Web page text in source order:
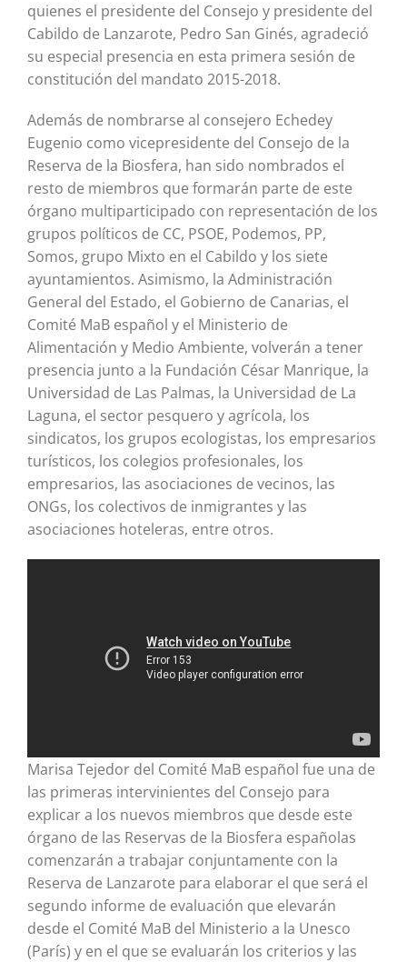
quienes el presidente del Consejo y presidente del
Cabildo de Lanzarote, Pedro San Ginés, agradeció
su especial presencia en esta primera sesión de
constitución del mandato 2015-2018.
Además de nombrarse al consejero Echedey
Eugenio como vicepresidente del Consejo de la
Reserva de la Biosfera, han sido nombrados el
resto de miembros que formarán parte de este
órgano multiparticipado con representación de los
grupos políticos de CC, PSOE, Podemos, PP,
Somos, grupo Mixto en el Cabildo y los siete
ayuntamientos. Asimismo, la Administración
General del Estado, el Gobierno de Canarias, el
Comité MaB español y el Ministerio de
Alimentación y Medio Ambiente, volverán a tener
presencia junto a la Fundación César Manrique, la
Universidad de Las Palmas, la Universidad de La
Laguna, el sector pesquero y agrícola, los
sindicatos, los grupos ecologistas, los empresarios
turísticos, los colegios profesionales, los
empresarios, las asociaciones de vecinos, las
ONGs, los colectivos de inmigrantes y las
asociaciones hoteleras, entre otros.
Marisa Tejedor del Comité MaB español fue una de
las primeras intervinientes del Consejo para
explicar a los nuevos miembros que desde este
órgano de las Reservas de la Biosfera españolas
comenzarán a trabajar conjuntamente con la
Reserva de Lanzarote para elaborar el que será el
segundo informe de evaluación que elevarán
desde el Comité MaB del Ministerio a la Unesco
(París) y en el que se evaluarán los criterios y las